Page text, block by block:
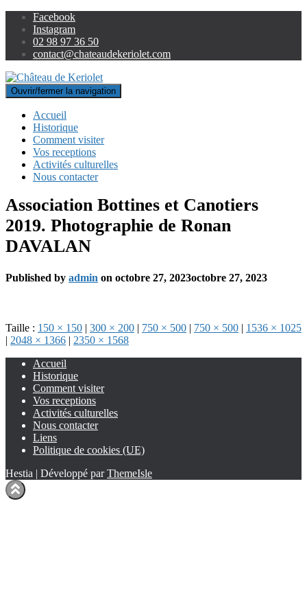
Facebook
Instagram
02 98 97 36 50
contact@chateaudekeriolet.com
Ouvrir/fermer la navigation
Accueil
Historique
Comment visiter
Vos receptions
Activités culturelles
Nous contacter
Association Bottines et Canotiers
2019. Photographie de Ronan
DAVALAN
Published by admin on octobre 27, 2023octobre 27, 2023
Taille : 150 × 150 | 300 × 200 | 750 × 500 | 750 × 500 | 1536 × 1025
| 2048 × 1366 | 2350 × 1568
Accueil
Historique
Comment visiter
Vos receptions
Activités culturelles
Nous contacter
Liens
Politique de cookies (UE)
Hestia | Développé parThemeIsle